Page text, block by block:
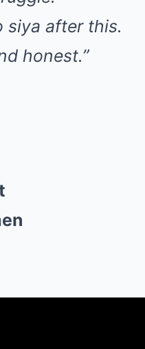
siya after this.
honest.”